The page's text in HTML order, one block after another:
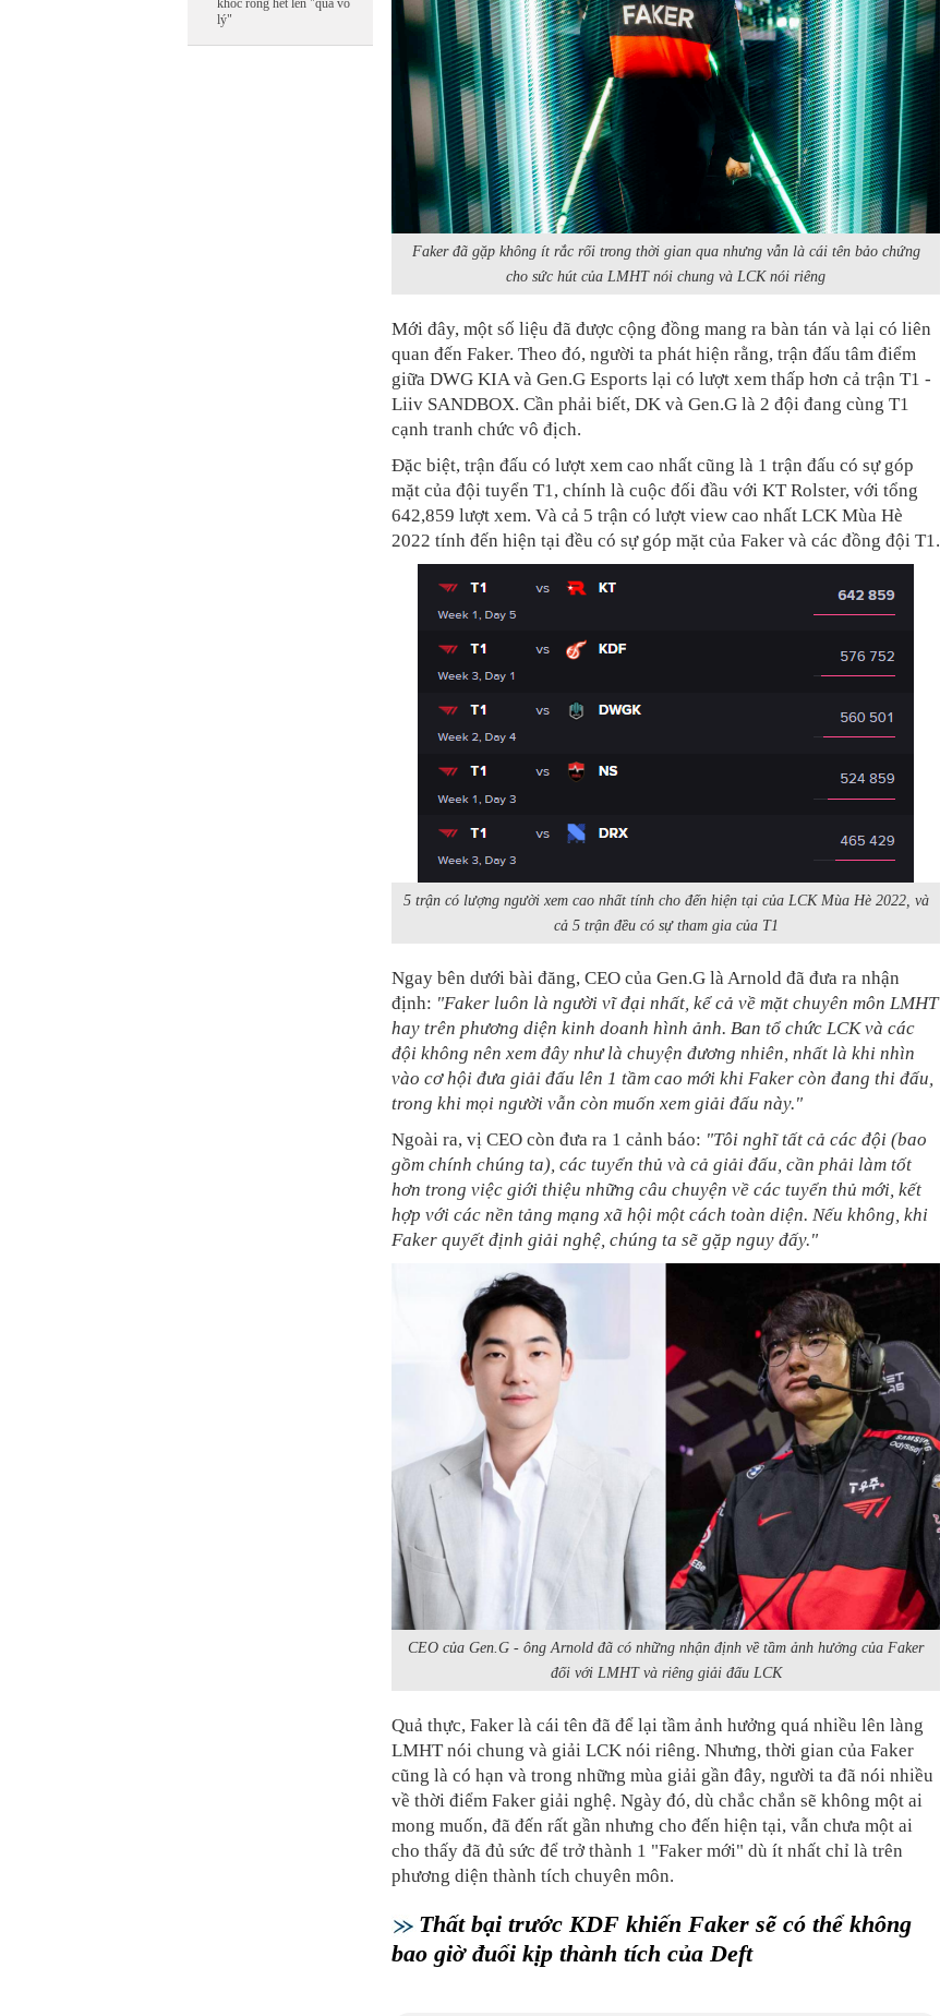
khóc ròng hét lên "quá vô
lý"
Faker đã gặp không ít rắc rối trong thời gian qua nhưng vẫn là cái tên bảo chứng
cho sức hút của LMHT nói chung và LCK nói riêng
Mới đây, một số liệu đã được cộng đồng mang ra bàn tán và lại có liên
quan đến Faker. Theo đó, người ta phát hiện rằng, trận đấu tâm điểm
giữa DWG KIA và Gen.G Esports lại có lượt xem thấp hơn cả trận T1 -
Liiv SANDBOX. Cần phải biết, DK và Gen.G là 2 đội đang cùng T1
cạnh tranh chức vô địch.
Đặc biệt, trận đấu có lượt xem cao nhất cũng là 1 trận đấu có sự góp
mặt của đội tuyển T1, chính là cuộc đối đầu với KT Rolster, với tổng
642,859 lượt xem. Và cả 5 trận có lượt view cao nhất LCK Mùa Hè
2022 tính đến hiện tại đều có sự góp mặt của Faker và các đồng đội T1.
5 trận có lượng người xem cao nhất tính cho đến hiện tại của LCK Mùa Hè 2022, và
cả 5 trận đều có sự tham gia của T1
Ngay bên dưới bài đăng, CEO của Gen.G là Arnold đã đưa ra nhận
định: "Faker luôn là người vĩ đại nhất, kể cả về mặt chuyên môn LMHT
hay trên phương diện kinh doanh hình ảnh. Ban tổ chức LCK và các
đội không nên xem đây như là chuyện đương nhiên, nhất là khi nhìn
vào cơ hội đưa giải đấu lên 1 tầm cao mới khi Faker còn đang thi đấu,
trong khi mọi người vẫn còn muốn xem giải đấu này."
Ngoài ra, vị CEO còn đưa ra 1 cảnh báo: "Tôi nghĩ tất cả các đội (bao
gồm chính chúng ta), các tuyển thủ và cả giải đấu, cần phải làm tốt
hơn trong việc giới thiệu những câu chuyện về các tuyển thủ mới, kết
hợp với các nền tảng mạng xã hội một cách toàn diện. Nếu không, khi
Faker quyết định giải nghệ, chúng ta sẽ gặp nguy đấy."
CEO của Gen.G - ông Arnold đã có những nhận định về tầm ảnh hưởng của Faker
đối với LMHT và riêng giải đấu LCK
Quả thực, Faker là cái tên đã để lại tầm ảnh hưởng quá nhiều lên làng
LMHT nói chung và giải LCK nói riêng. Nhưng, thời gian của Faker
cũng là có hạn và trong những mùa giải gần đây, người ta đã nói nhiều
về thời điểm Faker giải nghệ. Ngày đó, dù chắc chắn sẽ không một ai
mong muốn, đã đến rất gần nhưng cho đến hiện tại, vẫn chưa một ai
cho thấy đã đủ sức để trở thành 1 "Faker mới" dù ít nhất chỉ là trên
phương diện thành tích chuyên môn.
Thất bại trước KDF khiến Faker sẽ có thể không
bao giờ đuổi kịp thành tích của Deft